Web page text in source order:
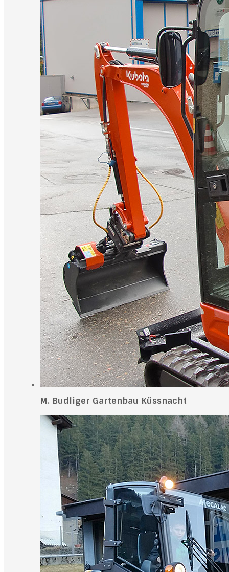
M. Budliger Gartenbau Küssnacht